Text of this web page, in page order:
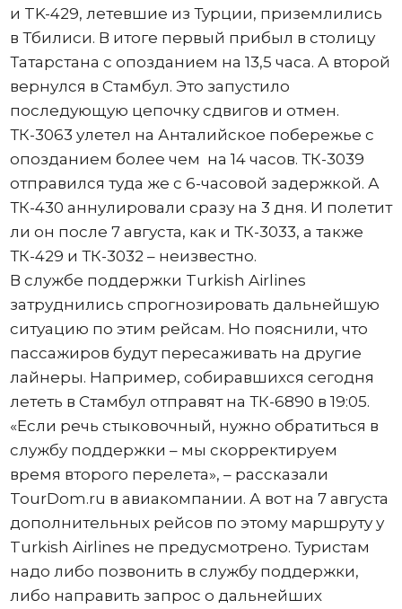
и TK-429, летевшие из Турции, приземлились
в Тбилиси. В итоге первый прибыл в столицу
Татарстана с опозданием на 13,5 часа. А второй
вернулся в Стамбул. Это запустило
последующую цепочку сдвигов и отмен.
ТК-3063 улетел на Анталийское побережье с
опозданием более чем на 14 часов. ТК-3039
отправился туда же с 6-часовой задержкой. А
ТК-430 аннулировали сразу на 3 дня. И полетит
ли он после 7 августа, как и ТК-3033, а также
ТК-429 и ТК-3032 – неизвестно.
В службе поддержки Turkish Airlines
затруднились спрогнозировать дальнейшую
ситуацию по этим рейсам. Но пояснили, что
пассажиров будут пересаживать на другие
лайнеры. Например, собиравшихся сегодня
лететь в Стамбул отправят на ТК-6890 в 19:05.
«Если речь стыковочный, нужно обратиться в
службу поддержки – мы скорректируем
время второго перелета», – рассказали
TourDоm.ru в авиакомпании. А вот на 7 августа
дополнительных рейсов по этому маршруту у
Turkish Airlines не предусмотрено. Туристам
надо либо позвонить в службу поддержки,
либо направить запрос о дальнейших